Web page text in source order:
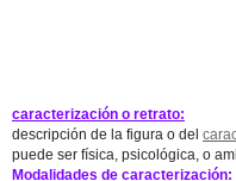
caracterización o retrato:
descripción de la figura o del
puede ser física, psicológica, o
Modalidades de caracterización: